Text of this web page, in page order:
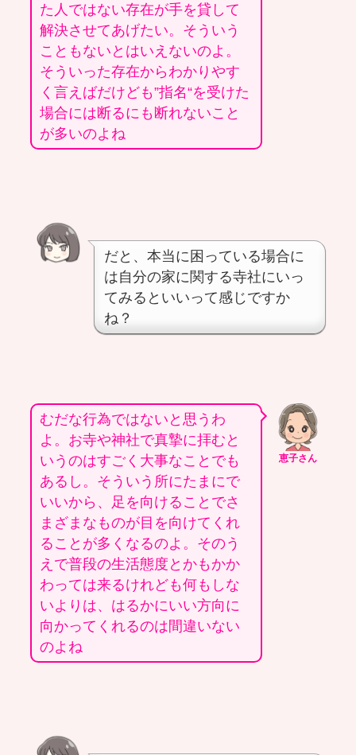
た人ではない存在が手を貸して
解決させてあげたい。そういう
こともないとはいえないのよ。
そういった存在からわかりやす
く言えばだけども”指名“を受けた
場合には断るにも断れないこと
が多いのよね
だと、本当に困っている場合に
は自分の家に関する寺社にいっ
てみるといいって感じですか
ね？
恵子さん
むだな行為ではないと思うわ
よ。お寺や神社で真摯に拝むと
いうのはすごく大事なことでも
あるし。そういう所にたまにで
いいから、足を向けることでさ
まざまなものが目を向けてくれ
ることが多くなるのよ。そのう
えで普段の生活態度とかもかか
わっては来るけれども何もしな
いよりは、はるかにいい方向に
向かってくれるのは間違いない
のよね